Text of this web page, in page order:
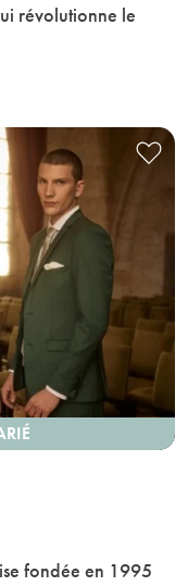
révolutionne le
fondée en 1995